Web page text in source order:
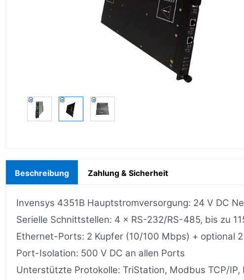
Beschreibung Zahlung & Sicherheit
Invensys 4351B Hauptstromversorgung: 24 V DC
Serielle Schnittstellen: 4 × RS-232/RS-485, bis zu
Ethernet-Ports: 2 Kupfer (10/100 Mbps) + optional
Port-Isolation: 500 V DC an allen Ports
Unterstützte Protokolle: TriStation, Modbus TCP/IP,